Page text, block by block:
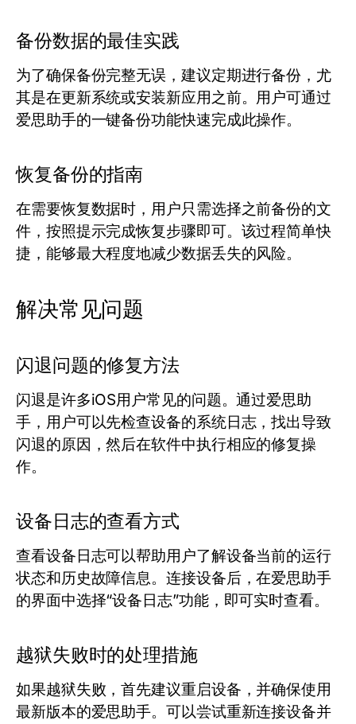
备份数据的最佳实践
为了确保备份完整无误，建议定期进行备份，尤
其是在更新系统或安装新应用之前。用户可通过
爱思助手的一键备份功能快速完成此操作。
恢复备份的指南
在需要恢复数据时，用户只需选择之前备份的文
件，按照提示完成恢复步骤即可。该过程简单快
捷，能够最大程度地减少数据丢失的风险。
解决常见问题
闪退问题的修复方法
闪退是许多iOS用户常见的问题。通过爱思助
手，用户可以先检查设备的系统日志，找出导致
闪退的原因，然后在软件中执行相应的修复操
作。
设备日志的查看方式
查看设备日志可以帮助用户了解设备当前的运行
状态和历史故障信息。连接设备后，在爱思助手
的界面中选择“设备日志”功能，即可实时查看。
越狱失败时的处理措施
如果越狱失败，首先建议重启设备，并确保使用
最新版本的爱思助手。可以尝试重新连接设备并